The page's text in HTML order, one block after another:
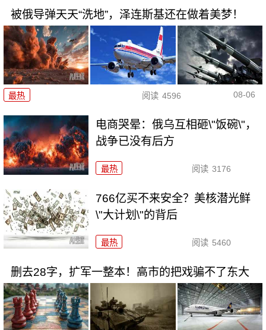
被俄导弹天天“洗地”，泽连斯基还在做着美梦！
最热 阅读 4596 08-06
电商哭晕：俄乌互相砸\"饭碗\"，
战争已没有后方
最热 阅读 3176
766亿买不来安全？美核潜光鲜
\"大计划\"的背后
最热 阅读 5460
删去28字，扩军一整本！高市的把戏骗不了东大